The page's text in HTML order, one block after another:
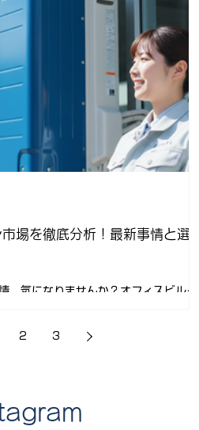
場を徹底分析！最新事情と選
、気になりませんか？オフィスビルや
すよね。今回は、札幌の業務用エアコ
え、環境に配慮した製品が主流に。さ
遠隔管理システムも注目されています
2 3